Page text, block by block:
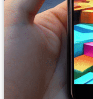
Industria
Mejora
inteligencia